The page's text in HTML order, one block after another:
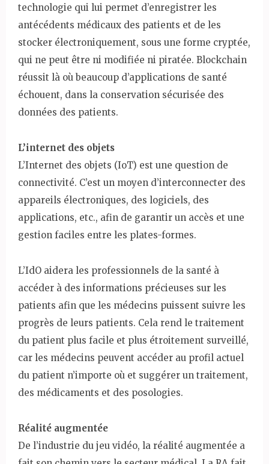
technologie qui lui permet d’enregistrer les
antécédents médicaux des patients et de les
stocker électroniquement, sous une forme cryptée,
qui ne peut être ni modifiée ni piratée. Blockchain
réussit là où beaucoup d’applications de santé
échouent, dans la conservation sécurisée des
données des patients.
L’internet des objets
L’Internet des objets (IoT) est une question de
connectivité. C’est un moyen d’interconnecter des
appareils électroniques, des logiciels, des
applications, etc., afin de garantir un accès et une
gestion faciles entre les plates-formes.
L’IdO aidera les professionnels de la santé à
accéder à des informations précieuses sur les
patients afin que les médecins puissent suivre les
progrès de leurs patients. Cela rend le traitement
du patient plus facile et plus étroitement surveillé,
car les médecins peuvent accéder au profil actuel
du patient n’importe où et suggérer un traitement,
des médicaments et des posologies.
Réalité augmentée
De l’industrie du jeu vidéo, la réalité augmentée a